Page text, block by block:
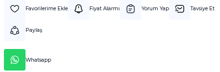
Fiyat Alarmı Yorum Yap Tavsiye Et
Paylaş
Whatsapp